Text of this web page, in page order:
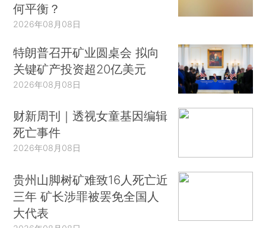
何平衡？
2026年08月08日
特朗普召开矿业圆桌会 拟向
关键矿产投资超20亿美元
2026年08月08日
财新周刊｜透视女童基因编辑
死亡事件
2026年08月08日
贵州山脚树矿难致16人死亡近
三年 矿长涉罪被罢免全国人
大代表